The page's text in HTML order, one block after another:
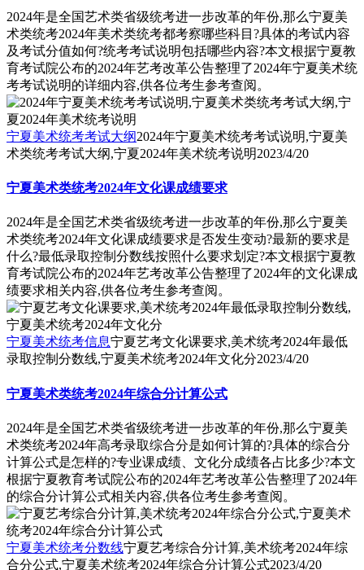
2024年是全国艺术类省级统考进一步改革的年份,那么宁夏美
术类统考2024年美术类统考都考察哪些科目?具体的考试内容
及考试分值如何?统考考试说明包括哪些内容?本文根据宁夏教
育考试院公布的2024年艺考改革公告整理了2024年宁夏美术统
考考试说明的详细内容,供各位考生参考查阅。
宁夏美术统考考试大纲2024年宁夏美术统考考试说明,宁夏美
术类统考考试大纲,宁夏2024年美术统考说明2023/4/20
宁夏美术类统考2024年文化课成绩要求
2024年是全国艺术类省级统考进一步改革的年份,那么宁夏美
术类统考2024年文化课成绩要求是否发生变动?最新的要求是
什么?最低录取控制分数线按照什么要求划定?本文根据宁夏教
育考试院公布的2024年艺考改革公告整理了2024年的文化课成
绩要求相关内容,供各位考生参考查阅。
宁夏美术统考信息宁夏艺考文化课要求,美术统考2024年最低
录取控制分数线,宁夏美术统考2024年文化分2023/4/20
宁夏美术类统考2024年综合分计算公式
2024年是全国艺术类省级统考进一步改革的年份,那么宁夏美
术类统考2024年高考录取综合分是如何计算的?具体的综合分
计算公式是怎样的?专业课成绩、文化分成绩各占比多少?本文
根据宁夏教育考试院公布的2024年艺考改革公告整理了2024年
的综合分计算公式相关内容,供各位考生参考查阅。
宁夏美术统考分数线宁夏艺考综合分计算,美术统考2024年综
合分公式,宁夏美术统考2024年综合分计算公式2023/4/20